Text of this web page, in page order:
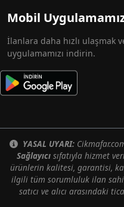
Mobil
İlanlara daha hızlı ulaşmak
uygulamamızı indirin.
YASAL UYARI:
Sağlayıcısıfatıyla hizmet
ürünlerin kalitesi, garantisi,
ilgili tüm sorumluluk ilan
satıcı ve alıcı arasındaki